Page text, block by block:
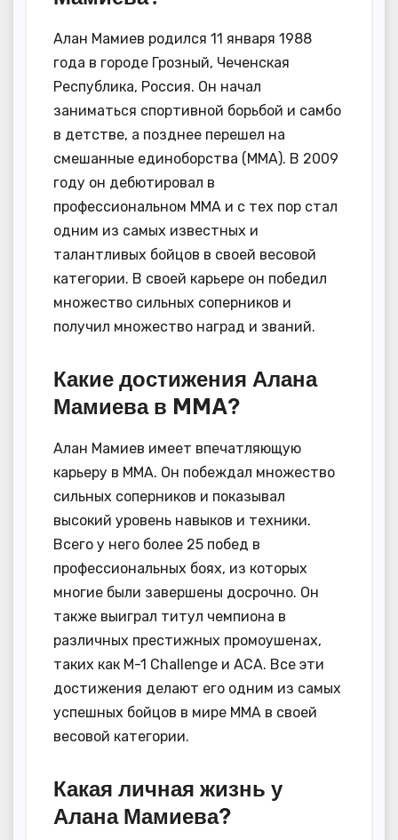
Алан Мамиев родился 11 января 1988
года в городе Грозный, Чеченская
Республика, Россия. Он начал
заниматься спортивной борьбой и самбо
в детстве, а позднее перешел на
смешанные единоборства (MMA). В 2009
году он дебютировал в
профессиональном MMA и с тех пор стал
одним из самых известных и
талантливых бойцов в своей весовой
категории. В своей карьере он победил
множество сильных соперников и
получил множество наград и званий.
Какие достижения Алана
Мамиева в MMA?
Алан Мамиев имеет впечатляющую
карьеру в MMA. Он побеждал множество
сильных соперников и показывал
высокий уровень навыков и техники.
Всего у него более 25 побед в
профессиональных боях, из которых
многие были завершены досрочно. Он
также выиграл титул чемпиона в
различных престижных промоушенах,
таких как M-1 Challenge и ACA. Все эти
достижения делают его одним из самых
успешных бойцов в мире MMA в своей
весовой категории.
Какая личная жизнь у
Алана Мамиева?